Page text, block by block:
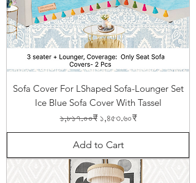
Sofa Cover For LShaped Sofa-Lounger Set
Ice Blue Sofa Cover With Tassel
Regular Price
১,৮১৭.০০₹ Sale Price
১,৪৫৩.৬০₹
Add to Cart